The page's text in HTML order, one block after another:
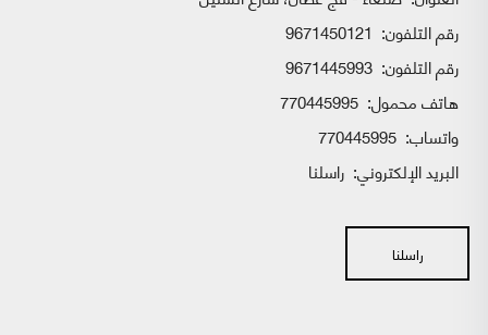
رقم التلفون: 9671450121
رقم التلفون: 9671445993
هاتف محمول: 770445995
واتساب:
البريد الإلكتروني: راسلنا
راسلنا